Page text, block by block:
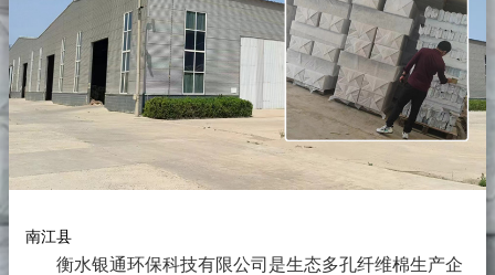
南江县
衡水银通环保科技有限公司是生态多孔纤维棉生产企